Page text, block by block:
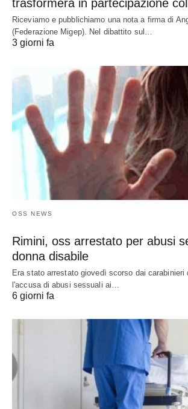
trasformerà in partecipazione
Riceviamo e pubblichiamo una nota a firma di
(Federazione Migep). Nel dibattito sul…
3 giorni fa
OSS NEWS
Rimini, oss arrestato per abusi
donna disabile
Era stato arrestato giovedì scorso dai carabinieri
l'accusa di abusi sessuali ai…
6 giorni fa